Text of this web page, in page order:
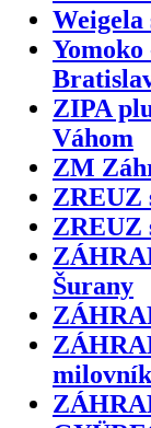
Weigela
ZIPA
Váhom
ZM
ZREUZ
ZREUZ
Šurany